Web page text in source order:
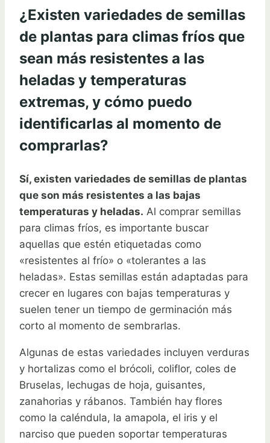
¿Existen variedades de semillas
de plantas para climas fríos que
sean más resistentes a las
heladas y temperaturas
extremas, y cómo puedo
identificarlas al momento de
comprarlas?
Sí, existen variedades de semillas de plantas
que son más resistentes a las bajas
temperaturas y heladas. Al comprar semillas
para climas fríos, es importante buscar
aquellas que estén etiquetadas como
«resistentes al frío» o «tolerantes a las
heladas». Estas semillas están adaptadas para
crecer en lugares con bajas temperaturas y
suelen tener un tiempo de germinación más
corto al momento de sembrarlas.
Algunas de estas variedades incluyen verduras
y hortalizas como el brócoli, coliflor, coles de
Bruselas, lechugas de hoja, guisantes,
zanahorias y rábanos. También hay flores
como la caléndula, la amapola, el iris y el
narciso que pueden soportar temperaturas